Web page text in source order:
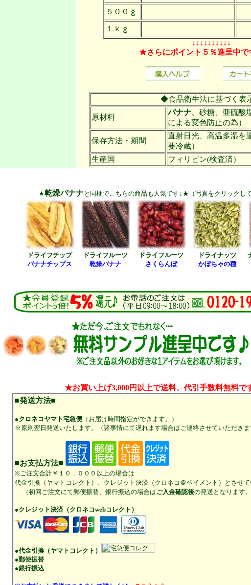
５００ｇ
１ｋｇ
↓↓↓↓↓↓↓↓↓↓
★さらにポイント５％進呈中で
◆食品衛生法に基づく表
原材料
バナナ、砂糖、亜硫酸
による変色防止の為）
保存方法・期間
直射日光、高温多湿を
要冷蔵）
生産国
フィリピン(検査済）
★乾燥バナナと同梱でこちらの商品も人気です↓★（写真をクリックして
ドライフチップ
バナナチップス
ドライフルーツ
乾燥バナナ
ドライフルーツ
さくらんぼ
ドライナッツ
かぼちゃの種
★お買い上げ3,000円以上で送料、代引手数料無料で
■発送方法■
●クロネコヤマト宅急便（お届け時間指定ができます。）
※原則翌日発送いたします。（諸事情にて遅れます場合はご連絡させていただきま
■お支払方法■
※ご注文合計￥１０，０００以上の場合は
代金引換（ヤマトコレクト）、クレジット決済（クロネコ＠ペイメント）とさせて
（初回ご注文にて郵便振替、銀行振込の場合はご入金確認後の発送となります。
●クレジット決済（クロネコwebコレクト）
●代金引換（ヤマトコレクト）
●郵便振替
●銀行振込